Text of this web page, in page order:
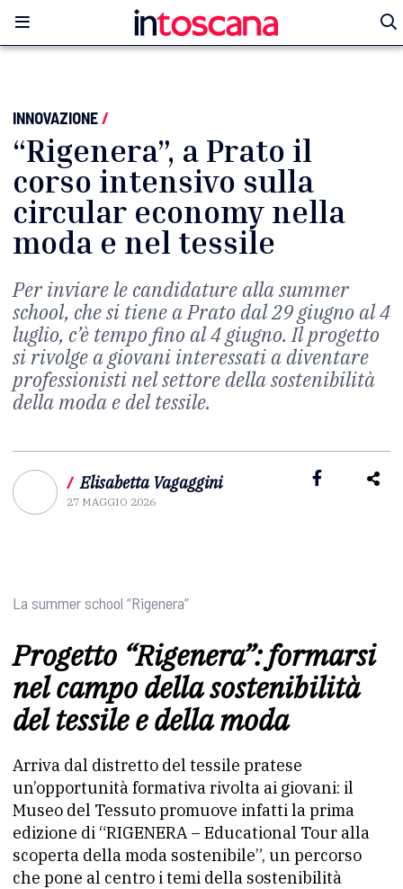
INNOVAZIONE/
“Rigenera”, a Prato il
corso intensivo sulla
circular economy nella
moda e nel tessile
Per inviare le candidature alla summer
school, che si tiene a Prato dal 29 giugno al 4
luglio, c’è tempo fino al 4 giugno. Il progetto
si rivolge a giovani interessati a diventare
professionisti nel settore della sostenibilità
della moda e del tessile.
/ Elisabetta Vagaggini
27 MAGGIO 2026
La summer school “Rigenera”
Progetto “Rigenera”: formarsi
nel campo della sostenibilità
del tessile e della moda
Arriva dal distretto del tessile pratese
un’opportunità formativa rivolta ai giovani: il
Museo del Tessuto promuove infatti la prima
edizione di “RIGENERA – Educational Tour alla
scoperta della moda sostenibile”, un percorso
che pone al centro i temi della sostenibilità